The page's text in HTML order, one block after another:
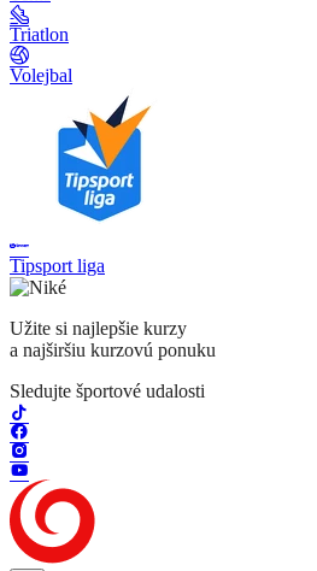
Triatlon
Volejbal
Tipsport liga
Užite si najlepšie kurzy
a najširšiu kurzovú ponuku
Sledujte športové udalosti